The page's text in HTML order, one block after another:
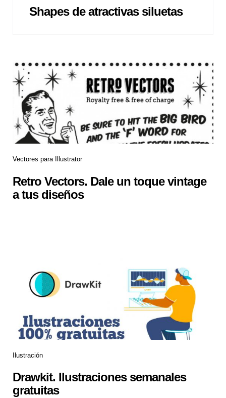
Shapes de atractivas siluetas
Vectores para Illustrator
Retro Vectors. Dale un toque vintage
a tus diseños
Ilustración
Drawkit. Ilustraciones semanales
gratuitas